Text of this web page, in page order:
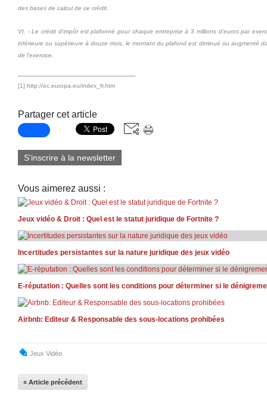
des bases de calcul de ce crédit.
VI. - Le crédit d'impôt est plafonné pour chaque entreprise à 3 millions d'euros par
inférieure ou supérieure à douze mois, le montant du plafond est diminué ou augmenté
de l'exercice.
[1] http://ec.europa.eu/index_fr.htm
Partager cet article
S'inscrire à la newsletter
Vous aimerez aussi :
Jeux vidéo & Droit : Quel est le statut juridique de Fortnite ?
Incertitudes persistantes sur la nature juridique des jeux vidéo
E-réputation : Quelles sont les conditions pour déterminer si le
Airbnb: Editeur & Responsable des sous-locations prohibées
Jeux Vidéo
« Article précédent